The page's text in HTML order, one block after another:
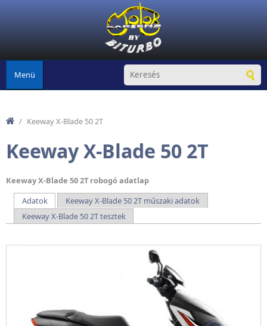
Menü
/ Keeway X-Blade 50 2T
Keeway X-Blade 50 2T
Keeway X-Blade 50 2T robogó adatlap
Elsődleges fülek
Adatok(aktív fül)Keeway X-Blade 50 2T műszaki adatok
Keeway X-Blade 50 2T tesztek